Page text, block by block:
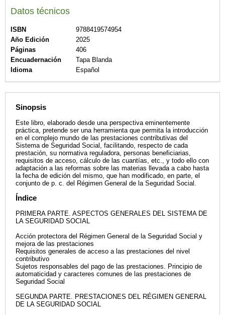
Datos técnicos
ISBN
9788419574954
Año Edición
2025
Páginas
406
Encuadernación
Tapa Blanda
Idioma
Español
Sinopsis
Este libro, elaborado desde una perspectiva eminentemente
práctica, pretende ser una herramienta que permita la introducción
en el complejo mundo de las prestaciones contributivas del
Sistema de Seguridad Social, facilitando, respecto de cada
prestación, su normativa reguladora, personas beneficiarias,
requisitos de acceso, cálculo de las cuantías, etc., y todo ello con
adaptación a las reformas sobre las materias llevada a cabo hasta
la fecha de edición del mismo, que han modificado, en parte, el
conjunto de p. c. del Régimen General de la Seguridad Social.
Índice
PRIMERA PARTE. ASPECTOS GENERALES DEL SISTEMA DE
LA SEGURIDAD SOCIAL
Acción protectora del Régimen General de la Seguridad Social y
mejora de las prestaciones
Requisitos generales de acceso a las prestaciones del nivel
contributivo
Sujetos responsables del pago de las prestaciones. Principio de
automaticidad y caracteres comunes de las prestaciones de
Seguridad Social
SEGUNDA PARTE. PRESTACIONES DEL RÉGIMEN GENERAL
DE LA SEGURIDAD SOCIAL